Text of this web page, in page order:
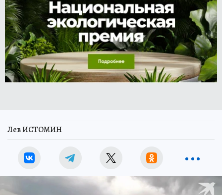
Лев ИСТОМИН